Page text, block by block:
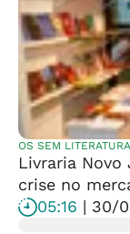
OS SEM LITERATURA
Livraria Novo
crise no
05:16 | 30/